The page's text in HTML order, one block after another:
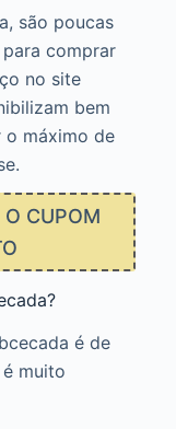
são poucas
comprar
no site
bem
o máximo de
O CUPOM
é de
muito